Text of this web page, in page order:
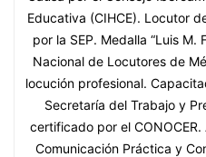
Educativa (CIHCE). Locutor
por la SEP. Medalla “Luis M.
Nacional de Locutores de
locución profesional.
Secretaría del Trabajo y
certificado por el
Comunicación Práctica y